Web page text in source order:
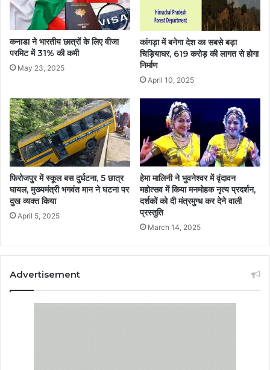
कनाडा ने भारतीय छात्रों के लिए वीजा
परमिट में 31% की कमी
May 23, 2025
कांगड़ा में बनेगा देश का सबसे बड़ा
चिड़ियाघर, 619 करोड़ की लागत से होगा
निर्माण
April 10, 2025
फिरोजपुर में स्कूल बस दुर्घटना, 5 छात्र
घायल, मुख्यमंत्री भगवंत मान ने घटना पर
दुख व्यक्त किया
April 5, 2025
हेमा मालिनी ने भुवनेश्वर में वृंदावन
महोत्सव में किया मनमोहक नृत्य प्रदर्शन,
दर्शकों को दी मंत्रमुग्ध कर देने वाली
प्रस्तुति
March 14, 2025
Advertisement